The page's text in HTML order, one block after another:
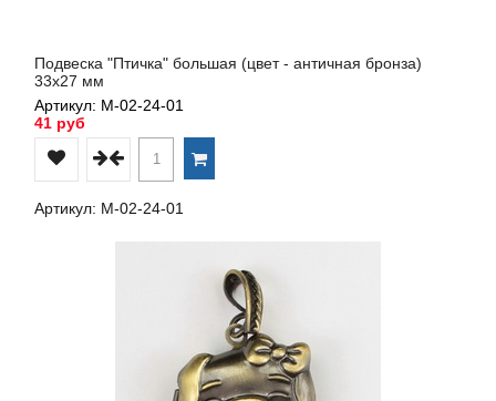
Подвеска "Птичка" большая (цвет - античная бронза)
33х27 мм
Артикул: М-02-24-01
41 руб
Артикул: М-02-24-01